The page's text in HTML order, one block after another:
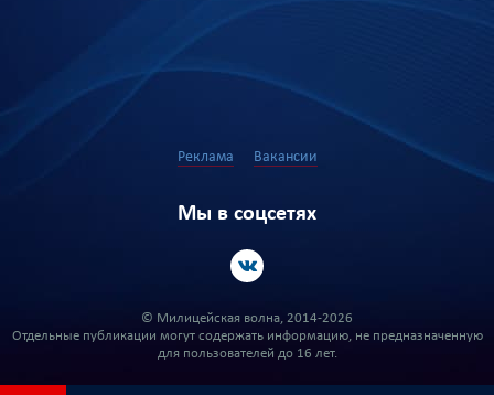
Реклама Вакансии
Мы в соцсетях
© Милицейская волна, 2014-2026
Отдельные публикации могут содержать информацию, не предназначенную
для пользователей до 16 лет.